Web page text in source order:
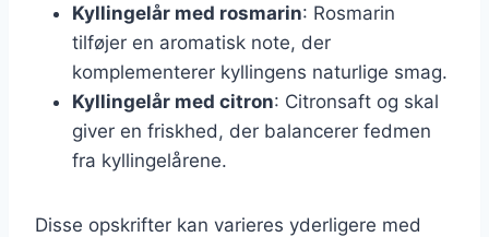
Kyllingelår med rosmarin: Rosmarin
tilføjer en aromatisk note, der
komplementerer kyllingens naturlige smag.
Kyllingelår med citron: Citronsaft og skal
giver en friskhed, der balancerer fedmen
fra kyllingelårene.
Disse opskrifter kan varieres yderligere med